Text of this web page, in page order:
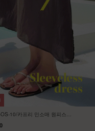
10/카프리 민소매 원피스